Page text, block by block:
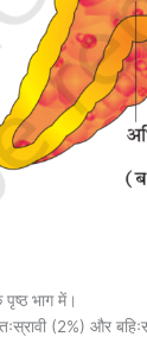
भाग में।
(2%) और